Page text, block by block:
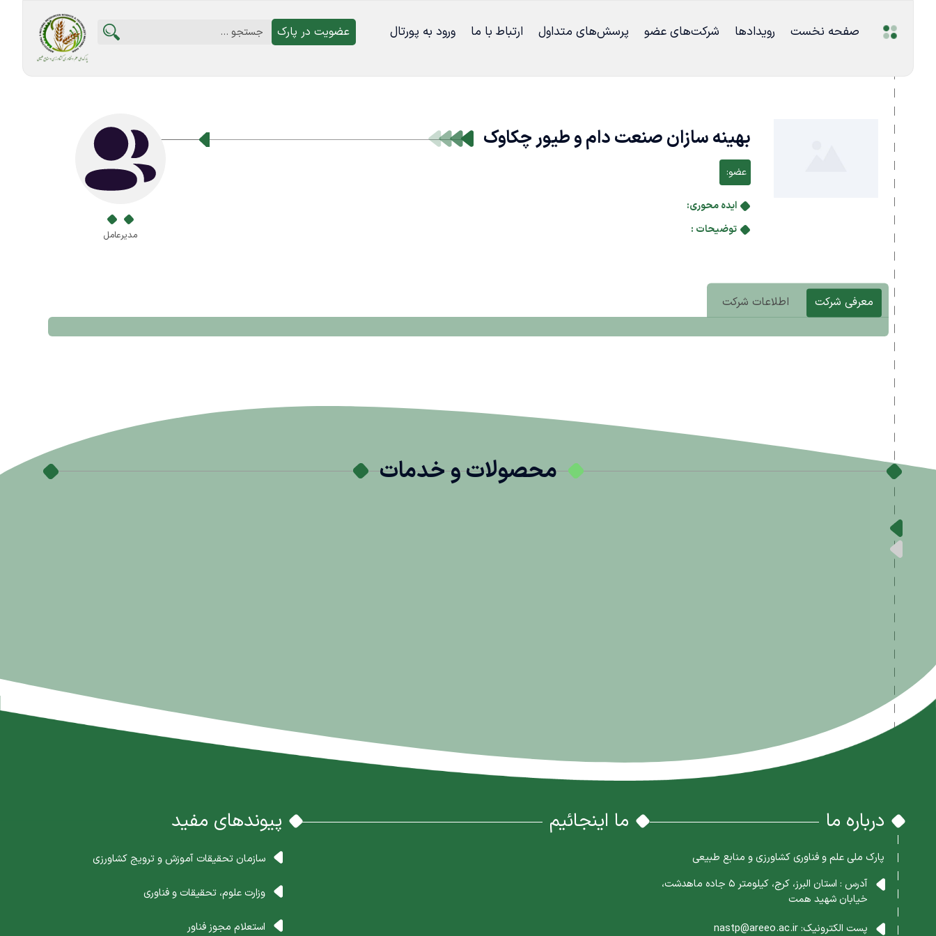
صفحه نخست رویدادها شرکت‌های عضو پرسش‌‌های متداول ارتباط با ما ورود به پورتال عضویت در پارک
بهینه سازان صنعت دام و طیور چکاوک
عضو:
ایده محوری:
توضیحات :
مدیرعامل
معرفی شرکت اطلاعات شرکت
محصولات و خدمات
درباره ما
پارک ملی علم و فناوری کشاورزی و منابع طبیعی
آدرس : استان البرز، کرج، کیلومتر 5 جاده ماهدشت،
خیابان شهید همت
پست الکترونیک:nastp@areeo.ac.ir
ما اینجائیم پیوندهای مفید
سازمان تحقیقات آموزش و ترویج کشاورزی
وزارت علوم، تحقیقات و فناوری
استعلام مجوز فناور